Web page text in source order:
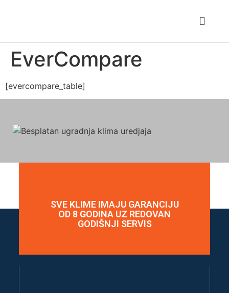
EverCompare
[evercompare_table]
SVE KLIME IMAJU GARANCIJU
OD 8 GODINA UZ REDOVAN
GODIŠNJI SERVIS